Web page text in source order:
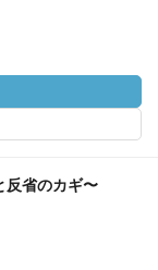
反省のカギ〜